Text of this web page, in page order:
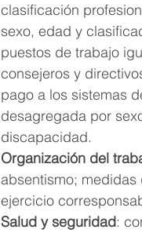
clasificación
sexo, edad y
puestos de trabajo
consejeros y
pago a los sistemas
desagregada por
discapacidad.
Organización del
absentismo;
ejercicio
Salud y seguridad: